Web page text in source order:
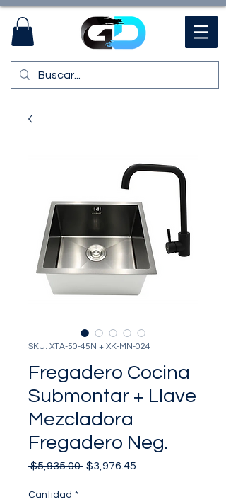
SKU: XTA-50-45N + XK-MN-024
Fregadero Cocina
Submontar + Llave
Mezcladora
Fregadero Neg.
$5,935.00 Precio
$3,976.45
Cantidad *